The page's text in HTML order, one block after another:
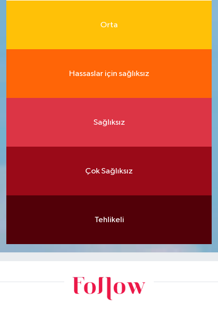
Orta
Hassaslar için sağlıksız
Sağlıksız
Çok Sağlıksız
Tehlikeli